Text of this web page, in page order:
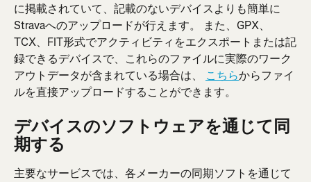
に掲載されていて、記載のないデバイスよりも簡単に
Stravaへのアップロードが行えます。 また、GPX、
TCX、FIT形式でアクティビティをエクスポートまたは記
録できるデバイスで、これらのファイルに実際のワーク
アウトデータが含まれている場合は、 こちらからファイ
ルを直接アップロードすることができます。
デバイスのソフトウェアを通じて同
期する
主要なサービスでは、各メーカーの同期ソフトを通じて